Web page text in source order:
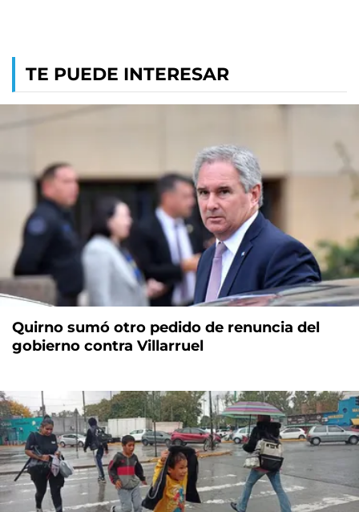
TE PUEDE INTERESAR
Quirno sumó otro pedido de renuncia del
gobierno contra Villarruel